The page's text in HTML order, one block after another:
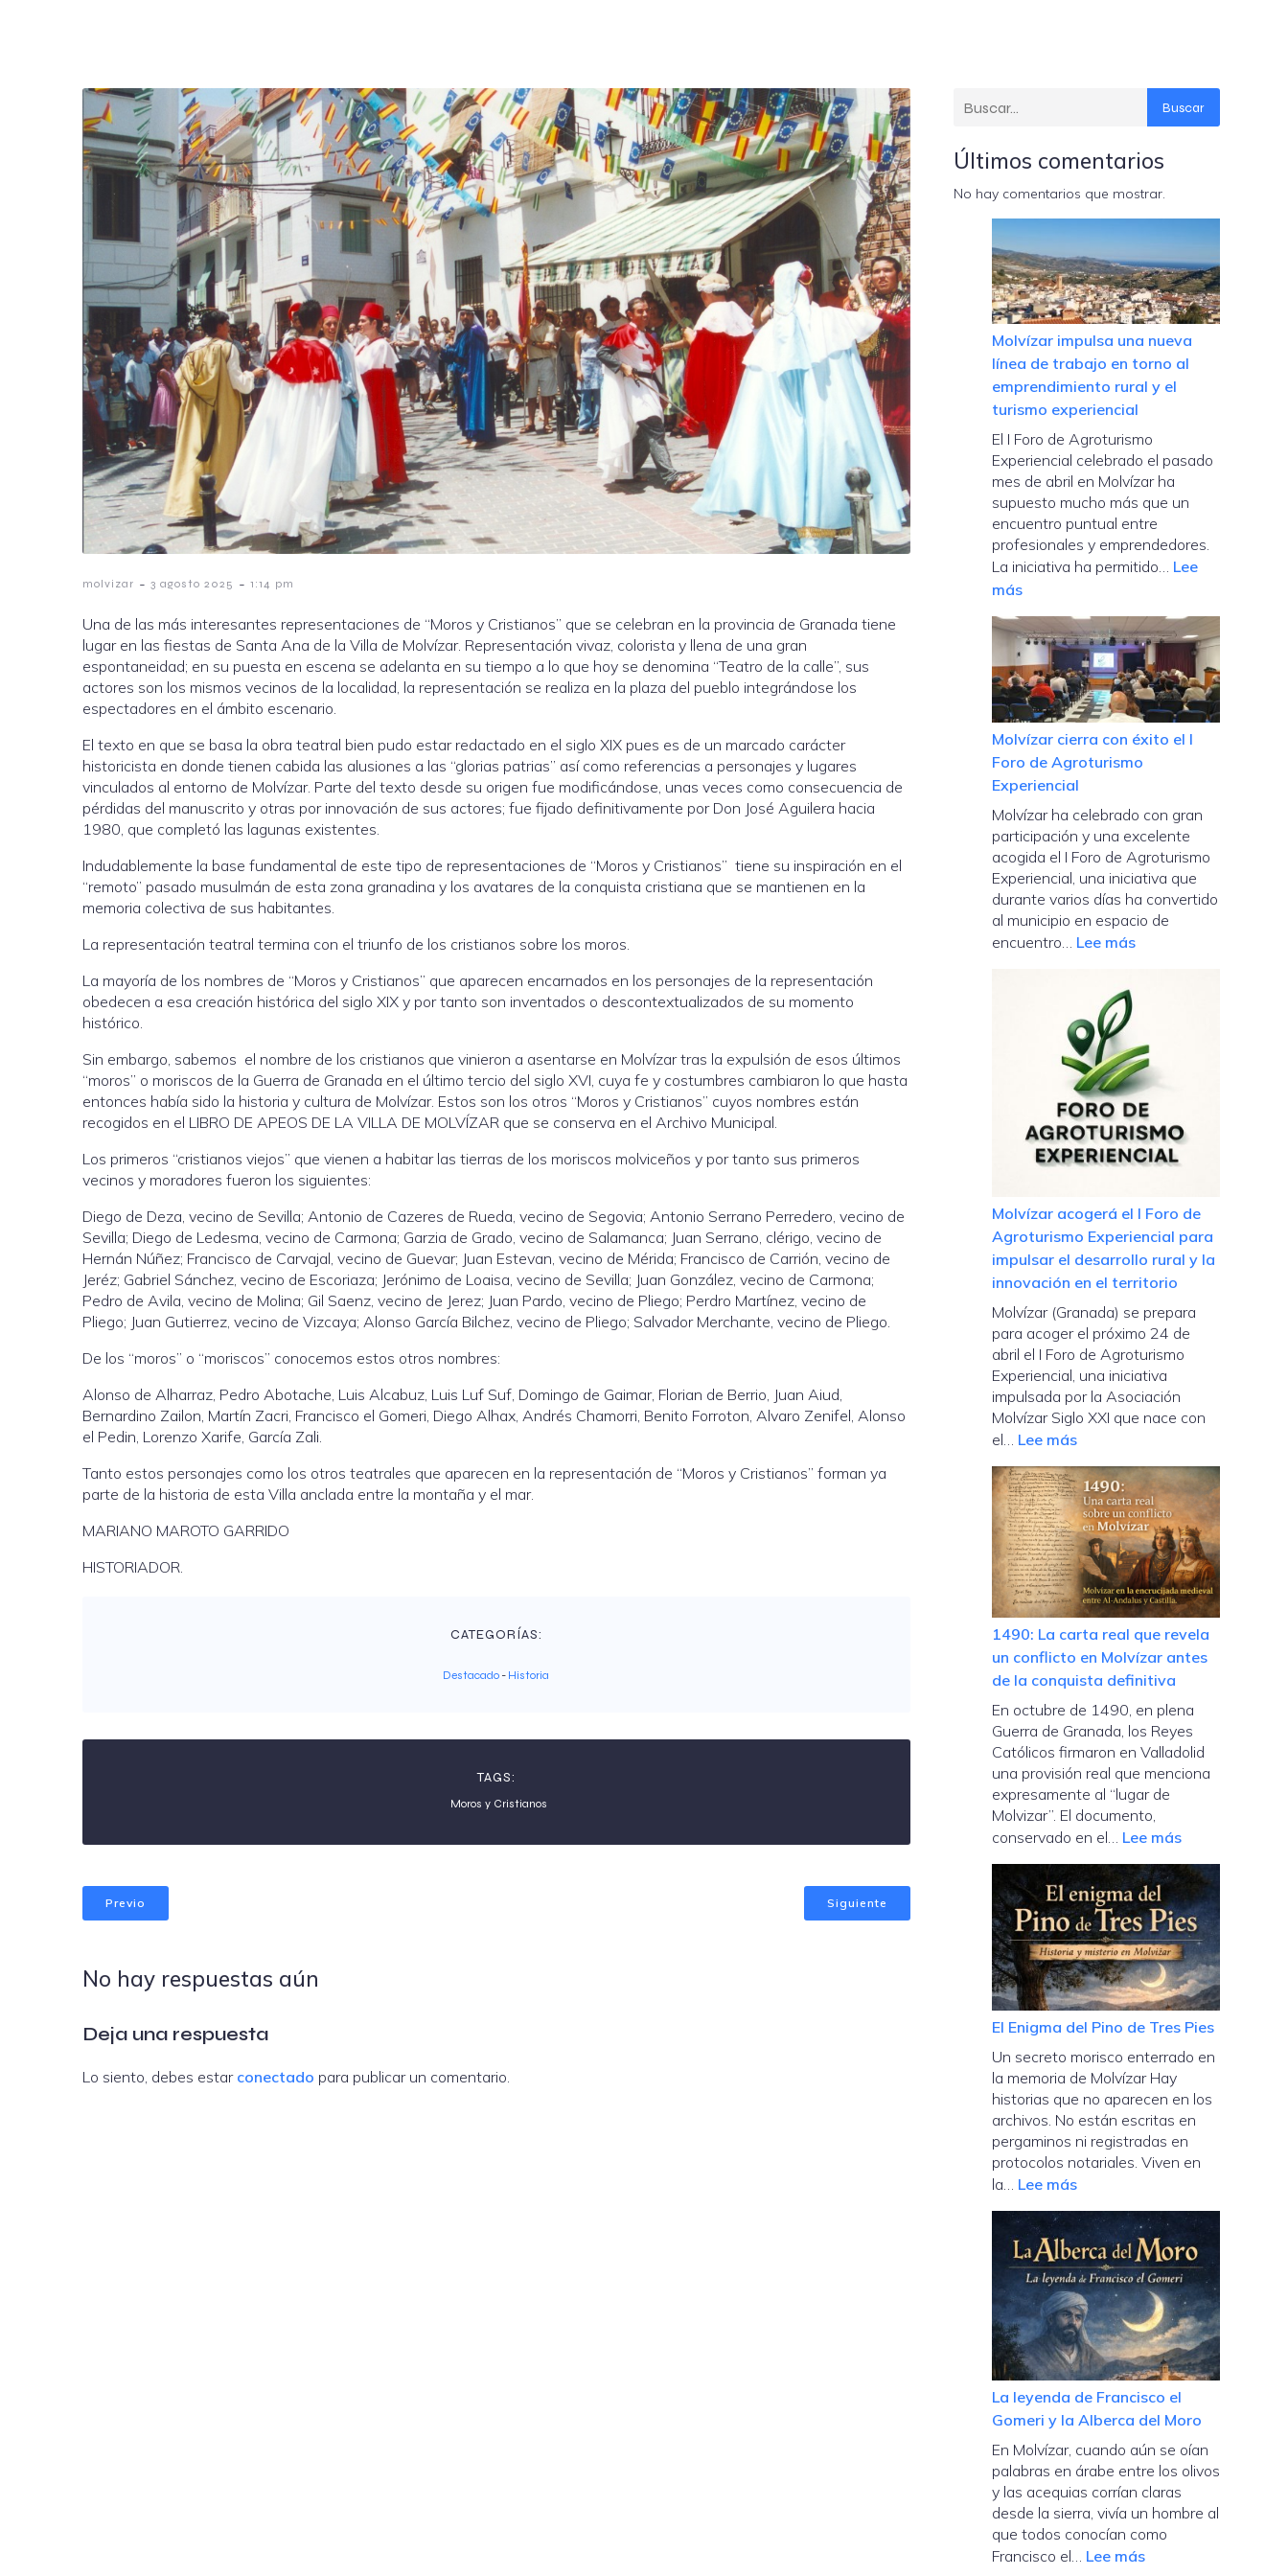
molvizar - 3 agosto 2025 - 1:14 pm
Una de las más interesantes representaciones de “Moros y Cristianos” que se celebran en la provincia de Granada tiene
lugar en las fiestas de Santa Ana de la Villa de Molvízar. Representación vivaz, colorista y llena de una gran
espontaneidad; en su puesta en escena se adelanta en su tiempo a lo que hoy se denomina “Teatro de la calle”, sus
actores son los mismos vecinos de la localidad, la representación se realiza en la plaza del pueblo integrándose los
espectadores en el ámbito escenario.
El texto en que se basa la obra teatral bien pudo estar redactado en el siglo XIX pues es de un marcado carácter
historicista en donde tienen cabida las alusiones a las “glorias patrias” así como referencias a personajes y lugares
vinculados al entorno de Molvízar. Parte del texto desde su origen fue modificándose, unas veces como consecuencia de
pérdidas del manuscrito y otras por innovación de sus actores; fue fijado definitivamente por Don José Aguilera hacia
1980, que completó las lagunas existentes.
Indudablemente la base fundamental de este tipo de representaciones de “Moros y Cristianos” tiene su inspiración en el
“remoto” pasado musulmán de esta zona granadina y los avatares de la conquista cristiana que se mantienen en la
memoria colectiva de sus habitantes.
La representación teatral termina con el triunfo de los cristianos sobre los moros.
La mayoría de los nombres de “Moros y Cristianos” que aparecen encarnados en los personajes de la representación
obedecen a esa creación histórica del siglo XIX y por tanto son inventados o descontextualizados de su momento
histórico.
Sin embargo, sabemos el nombre de los cristianos que vinieron a asentarse en Molvízar tras la expulsión de esos últimos
“moros” o moriscos de la Guerra de Granada en el último tercio del siglo XVI, cuya fe y costumbres cambiaron lo que hasta
entonces había sido la historia y cultura de Molvízar. Estos son los otros “Moros y Cristianos” cuyos nombres están
recogidos en el LIBRO DE APEOS DE LA VILLA DE MOLVÍZAR que se conserva en el Archivo Municipal.
Los primeros “cristianos viejos” que vienen a habitar las tierras de los moriscos molviceños y por tanto sus primeros
vecinos y moradores fueron los siguientes:
Diego de Deza, vecino de Sevilla; Antonio de Cazeres de Rueda, vecino de Segovia; Antonio Serrano Perredero, vecino de
Sevilla; Diego de Ledesma, vecino de Carmona; Garzia de Grado, vecino de Salamanca; Juan Serrano, clérigo, vecino de
Hernán Núñez; Francisco de Carvajal, vecino de Guevar; Juan Estevan, vecino de Mérida; Francisco de Carrión, vecino de
Jeréz; Gabriel Sánchez, vecino de Escoriaza; Jerónimo de Loaisa, vecino de Sevilla; Juan González, vecino de Carmona;
Pedro de Avila, vecino de Molina; Gil Saenz, vecino de Jerez; Juan Pardo, vecino de Pliego; Perdro Martínez, vecino de
Pliego; Juan Gutierrez, vecino de Vizcaya; Alonso García Bilchez, vecino de Pliego; Salvador Merchante, vecino de Pliego.
De los “moros” o “moriscos” conocemos estos otros nombres:
Alonso de Alharraz, Pedro Abotache, Luis Alcabuz, Luis Luf Suf, Domingo de Gaimar, Florian de Berrio, Juan Aiud,
Bernardino Zailon, Martín Zacri, Francisco el Gomeri, Diego Alhax, Andrés Chamorri, Benito Forroton, Alvaro Zenifel, Alonso
el Pedin, Lorenzo Xarife, García Zali.
Tanto estos personajes como los otros teatrales que aparecen en la representación de “Moros y Cristianos” forman ya
parte de la historia de esta Villa anclada entre la montaña y el mar.
MARIANO MAROTO GARRIDO
HISTORIADOR.
CATEGORÍAS:
Destacado - Historia
TAGS:
Moros y Cristianos
Previo Siguiente
No hay respuestas aún
Deja una respuesta
Lo siento, debes estar conectado para publicar un comentario.
Buscar
Últimos comentarios
No hay comentarios que mostrar.
Molvízar impulsa una nueva
línea de trabajo en torno al
emprendimiento rural y el
turismo experiencial
El I Foro de Agroturismo
Experiencial celebrado el pasado
mes de abril en Molvízar ha
supuesto mucho más que un
encuentro puntual entre
profesionales y emprendedores.
La iniciativa ha permitido… Lee
más:
Molvízar
impulsa
una
nueva
línea
de
trabajo
en
torno
al
emprendimiento
rural
y
el
turismo
Molvízar cierra con éxito el I
Foro de Agroturismo
Experiencial
Molvízar ha celebrado con gran
participación y una excelente
acogida el I Foro de Agroturismo
Experiencial, una iniciativa que
durante varios días ha convertido
al municipio en espacio de
encuentro… Lee más:
el
I
Foro
de
Agroturismo
Experiencial
Molvízar acogerá el I Foro de
Agroturismo Experiencial para
impulsar el desarrollo rural y la
innovación en el territorio
Molvízar (Granada) se prepara
para acoger el próximo 24 de
abril el I Foro de Agroturismo
Experiencial, una iniciativa
impulsada por la Asociación
Molvízar Siglo XXI que nace con
el… Lee más:
acogerá
el
I
Foro
de
Agroturismo
Experiencial
para
impulsar
el
desarrollo
rural
y
la
innovación
territorio
1490: La carta real que revela
un conflicto en Molvízar antes
de la conquista definitiva
En octubre de 1490, en plena
Guerra de Granada, los Reyes
Católicos firmaron en Valladolid
una provisión real que menciona
expresamente al “lugar de
Molvizar”. El documento,
conservado en el… Lee más:
1490:
La
carta
real
que
revela
un
conflicto
Molvízar
antes
la
conquista
El Enigma del Pino de Tres Pies
Un secreto morisco enterrado en
la memoria de Molvízar Hay
historias que no aparecen en los
archivos. No están escritas en
pergaminos ni registradas en
protocolos notariales. Viven en
la… Lee más:
Enigma
del
Pino
de
Tres
Pies
La leyenda de Francisco el
Gomeri y la Alberca del Moro
En Molvízar, cuando aún se oían
palabras en árabe entre los olivos
y las acequias corrían claras
desde la sierra, vivía un hombre al
que todos conocían como
Francisco el… Lee más: